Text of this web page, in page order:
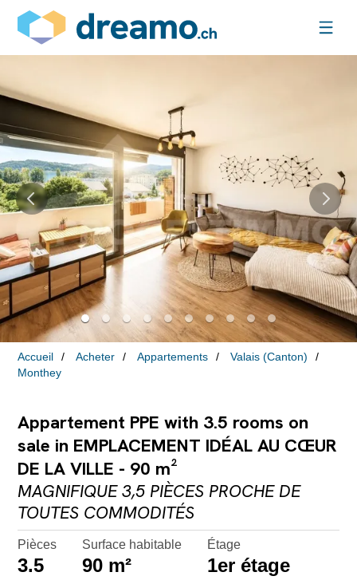
Accueil Acheter Appartements
Valais (Canton)
Monthey
Appartement PPE with 3.5 rooms on
sale in EMPLACEMENT IDÉAL AU CŒUR
DE LA VILLE - 90 m²
MAGNIFIQUE 3,5 PIÈCES PROCHE DE
TOUTES COMMODITÉS
Pièces
3.5
Surface habitable
90 m²
Étage
1er étage